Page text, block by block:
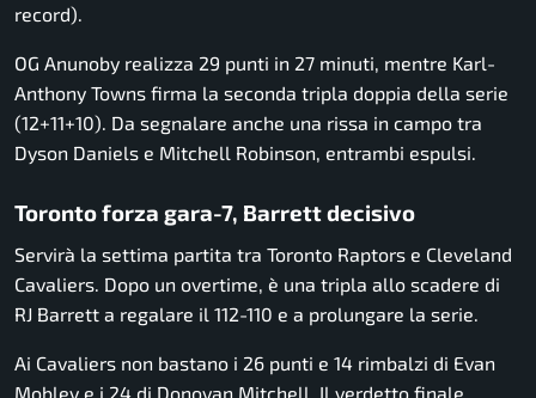
record).
OG Anunoby realizza 29 punti in 27 minuti, mentre Karl-
Anthony Towns firma la seconda tripla doppia della serie
(12+11+10). Da segnalare anche una rissa in campo tra
Dyson Daniels e Mitchell Robinson, entrambi espulsi.
Toronto forza gara-7, Barrett decisivo
Servirà la settima partita tra Toronto Raptors e Cleveland
Cavaliers. Dopo un overtime, è una tripla allo scadere di
RJ Barrett a regalare il 112-110 e a prolungare la serie.
Ai Cavaliers non bastano i 26 punti e 14 rimbalzi di Evan
Mobley e i 24 di Donovan Mitchell. Il verdetto finale